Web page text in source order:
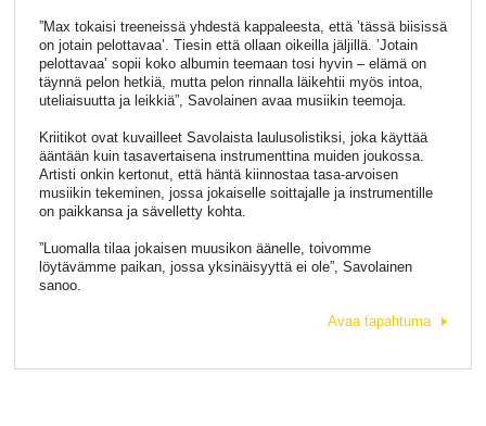
”Max tokaisi treeneissä yhdestä kappaleesta, että ’tässä biisissä
on jotain pelottavaa’. Tiesin että ollaan oikeilla jäljillä. ’Jotain
pelottavaa’ sopii koko albumin teemaan tosi hyvin – elämä on
täynnä pelon hetkiä, mutta pelon rinnalla läikehtii myös intoa,
uteliaisuutta ja leikkiä”, Savolainen avaa musiikin teemoja.
Kriitikot ovat kuvailleet Savolaista laulusolistiksi, joka käyttää
ääntään kuin tasavertaisena instrumenttina muiden joukossa.
Artisti onkin kertonut, että häntä kiinnostaa tasa-arvoisen
musiikin tekeminen, jossa jokaiselle soittajalle ja instrumentille
on paikkansa ja sävelletty kohta.
”Luomalla tilaa jokaisen muusikon äänelle, toivomme
löytävämme paikan, jossa yksinäisyyttä ei ole”, Savolainen
sanoo.
Avaa tapahtuma